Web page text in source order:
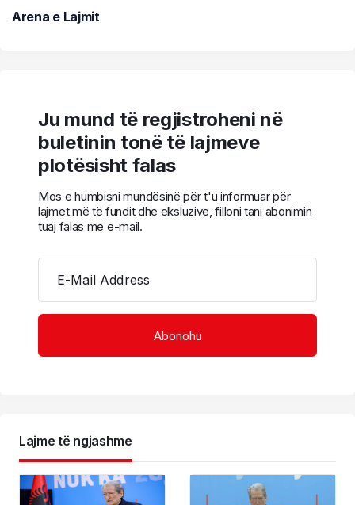
Arena e Lajmit
Ju mund të regjistroheni në
buletinin tonë të lajmeve
plotësisht falas
Mos e humbisni mundësinë për t'u informuar për
lajmet më të fundit dhe eksluzive, filloni tani abonimin
tuaj falas me e-mail.
E-Mail Address
Lajme të ngjashme